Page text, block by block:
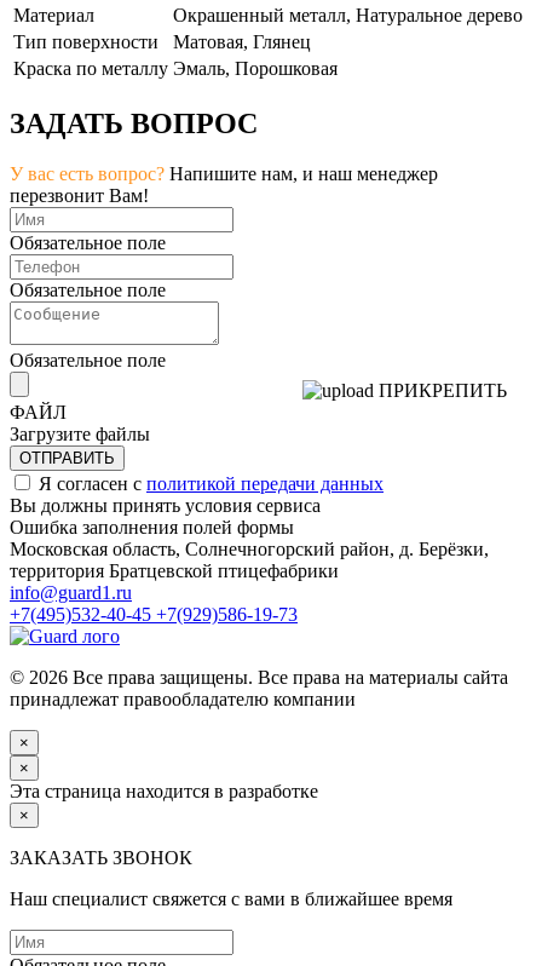
Материал
Окрашенный металл, Натуральное дерево
Тип поверхности
Матовая, Глянец
Краска по металлу Эмаль, Порошковая
ЗАДАТЬ ВОПРОС
У вас есть вопрос? Напишите нам, и наш менеджер
перезвонит Вам!
Обязательное поле
Обязательное поле
Обязательное поле
ПРИКРЕПИТЬ
ФАЙЛ
Загрузите файлы
ОТПРАВИТЬ
Я согласен с политикой передачи данных
Вы должны принять условия сервиса
Ошибка заполнения полей формы
Московская область, Солнечногорский район, д. Берёзки,
территория Братцевской птицефабрики
info@guard1.ru
+7(495)532-40-45 +7(929)586-19-73
© 2026 Все права защищены. Все права на материалы сайта
принадлежат правообладателю компании
×
×
Эта страница находится в разработке
×
ЗАКАЗАТЬ ЗВОНОК
Наш специалист свяжется с вами в ближайшее время